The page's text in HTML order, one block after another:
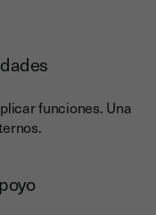
funciones. Una